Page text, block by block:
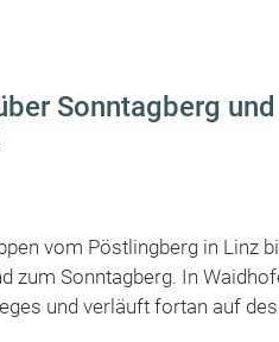
Sonntagberg und
vom Pöstlingberg in Linz
zum Sonntagberg. In
und verläuft fortan auf